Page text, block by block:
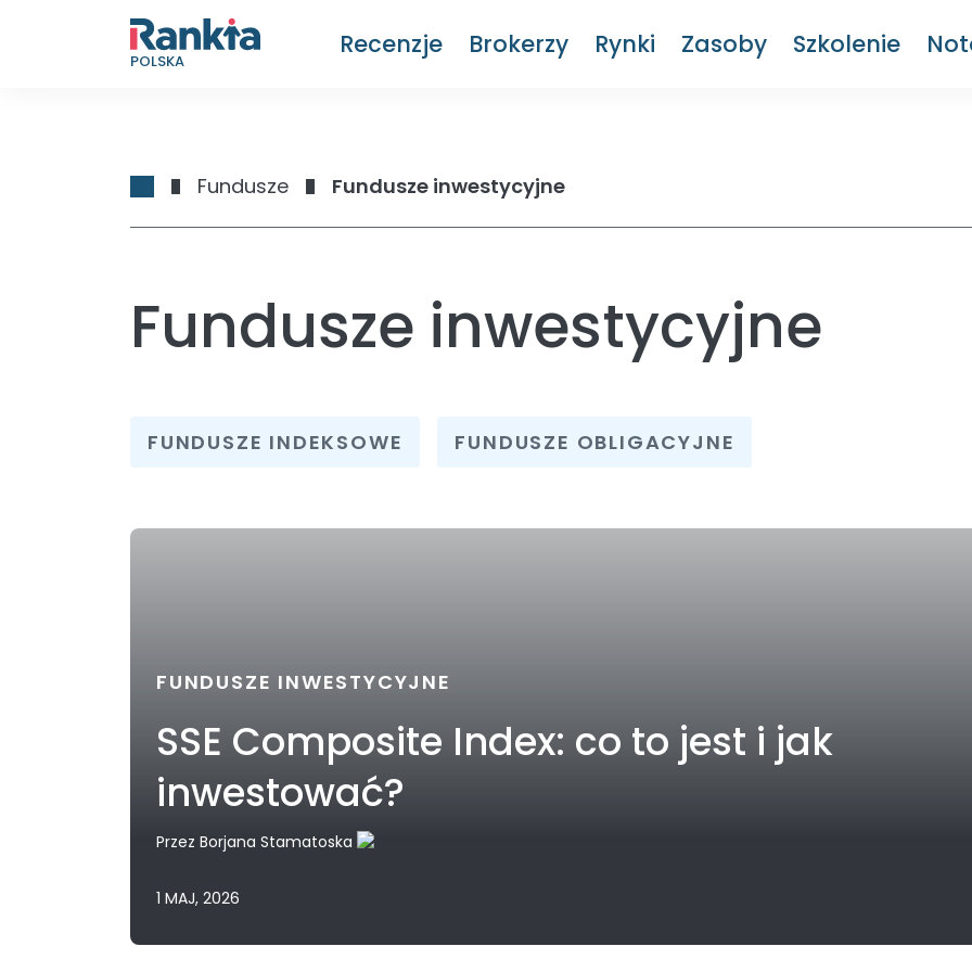
POLSKA
Recenzje Brokerzy Rynki Zasoby Szkolenie
Fundusze Fundusze inwestycyjne
Fundusze inwestycyjne
FUNDUSZE INDEKSOWE FUNDUSZE OBLIGACYJNE
FUNDUSZE INWESTYCYJNE
SSE Composite Index: co to jest i jak
inwestować?
Przez Borjana Stamatoska
1 MAJ, 2026